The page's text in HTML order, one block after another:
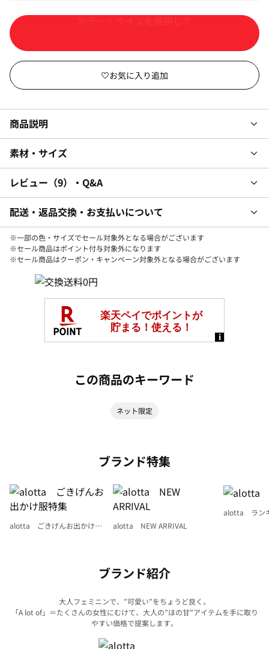
商品説明
素材・サイズ
レビュー 9 ・Q&A
配送・返品交換・お支払いについて
※一部の色・サイズでセール対象外となる場合がございます
※セール商品はポイント付与対象外になります
※セール商品はクーポン・キャンペーン対象外となる場合がございます
この商品のキーワード
ネット限定
ブランド特集
alotta ごきげんお出かけ服
alotta NEW ARRIVAL
alotta ラン
ブランド紹介
大人フェミニンで、”可愛い”をちょうど良く。
「A lot of」＝たくさんの女性にむけて、大人の”ほの甘”アイテムを手に取り
やすい価格で提案します。